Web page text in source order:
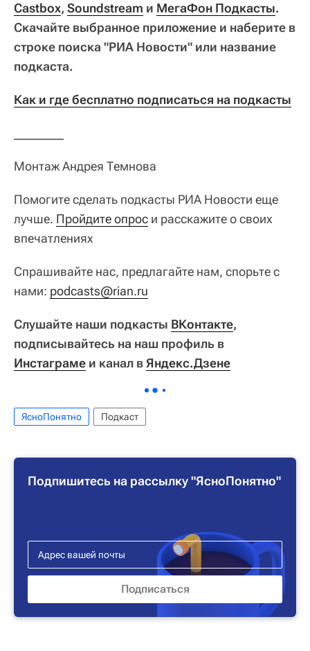
Castbox, Soundstream и МегаФон Подкасты.
Скачайте выбранное приложение и наберите в
строке поиска "РИА Новости" или название
подкаста.
Как и где бесплатно подписаться на подкасты
Монтаж Андрея Темнова
Помогите сделать подкасты РИА Новости еще
лучше. Пройдите опрос и расскажите о своих
впечатлениях
Спрашивайте нас, предлагайте нам, спорьте с
нами: podcasts@rian.ru
Слушайте наши подкасты ВКонтакте,
подписывайтесь на наш профиль в
Инстаграме и канал в Яндекс.Дзене
ЯсноПонятно Подкаст
Подпишитесь на рассылку "ЯсноПонятно"